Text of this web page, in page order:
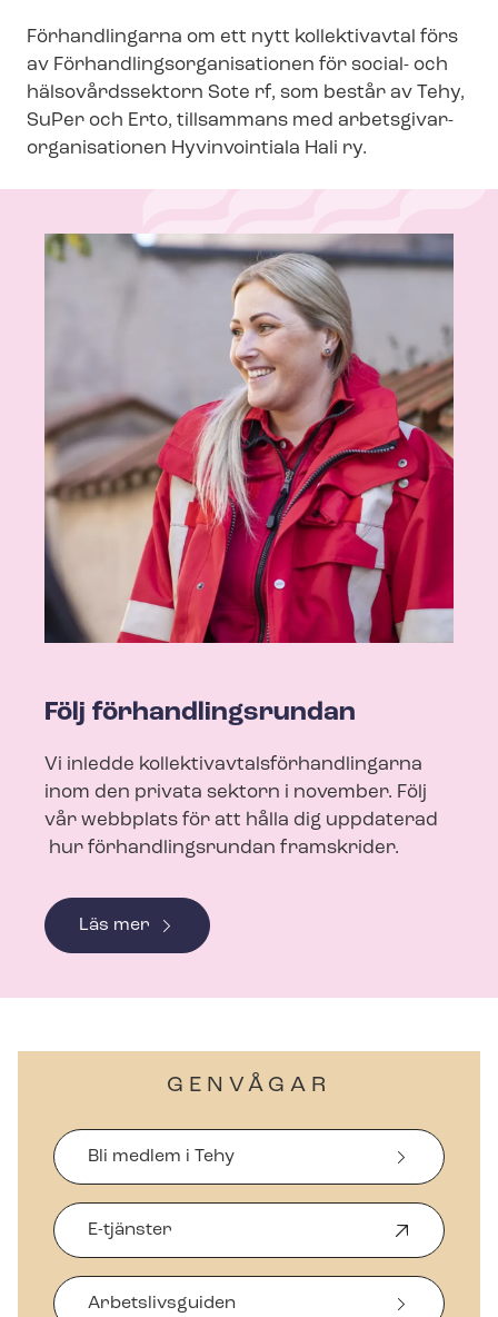
Förhandlingarna om ett nytt kollektivavtal förs
av För­hand­lings­or­ga­ni­sa­tio­nen för social- och
hälsovårdssektorn Sote rf, som består av Tehy,
SuPer och Erto, tillsammans med ar­bets­gi­var­
or­ga­ni­sa­tio­nen Hyvinvointiala Hali ry.
Följ för­hand­lings­run­dan
Vi inledde kol­lek­tivav­tals­för­hand­ling­ar­na
inom den privata sektorn i november. Följ
vår webbplats för att hålla dig uppdaterad
hur för­hand­lings­run­dan framskrider.
Läs mer
GENVÅGAR
Bli medlem i Tehy
E-tjänster
p
n
Arbetslivsguiden